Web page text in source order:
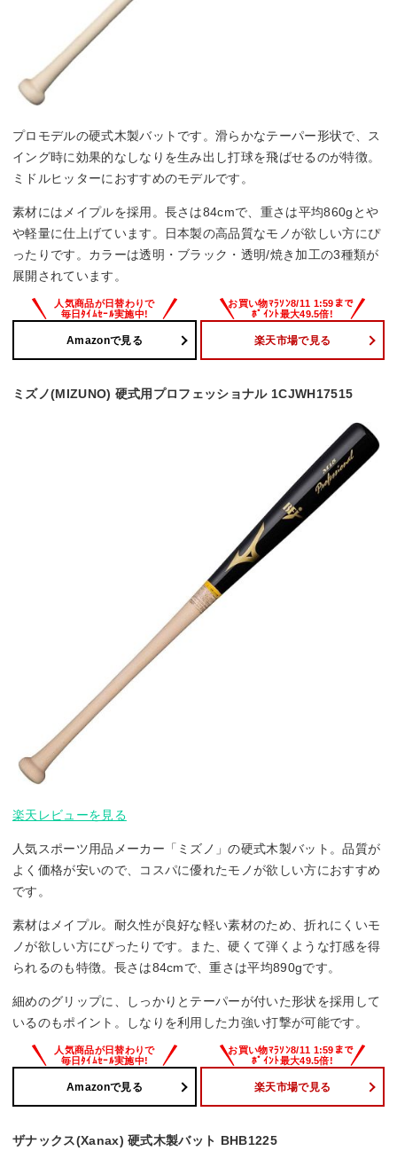
プロモデルの硬式木製バットです。滑らかなテーパー形状で、ス
イング時に効果的なしなりを生み出し打球を飛ばせるのが特徴。
ミドルヒッターにおすすめのモデルです。
素材にはメイプルを採用。長さは84cmで、重さは平均860gとや
や軽量に仕上げています。日本製の高品質なモノが欲しい方にぴ
ったりです。カラーは透明・ブラック・透明/焼き加工の3種類が
展開されています。
Amazonで見る 楽天市場で見る
ミズノ(MIZUNO) 硬式用プロフェッショナル 1CJWH17515
楽天レビューを見る
人気スポーツ用品メーカー「ミズノ」の硬式木製バット。品質が
よく価格が安いので、コスパに優れたモノが欲しい方におすすめ
です。
素材はメイプル。耐久性が良好な軽い素材のため、折れにくいモ
ノが欲しい方にぴったりです。また、硬くて弾くような打感を得
られるのも特徴。長さは84cmで、重さは平均890gです。
細めのグリップに、しっかりとテーパーが付いた形状を採用して
いるのもポイント。しなりを利用した力強い打撃が可能です。
Amazonで見る 楽天市場で見る
ザナックス(Xanax) 硬式木製バット BHB1225